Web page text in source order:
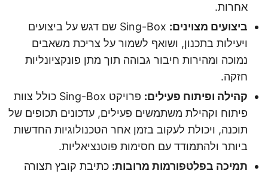
אחרות.
ביצועים מצוינים:
Sing-Box שם דגש על ביצועים
ויעילות בתכנון, ושואף לשמור על צריכת משאבים
נמוכה ומהירות חיבור גבוהה תוך מתן פונקציונליות
חזקה.
קהילה ופיתוח פעילים:
פרויקט Sing-Box כולל צוות
פיתוח וקהילת משתמשים פעילים, עדכונים תכופים של
תוכנה, ויכולת לעקוב בזמן אחר הטכנולוגיות החדשות
ביותר ולהתמודד עם חסימות פוטנציאליות.
תמיכה בפלטפורמות מרובות: כתיבת קובץ תצורה